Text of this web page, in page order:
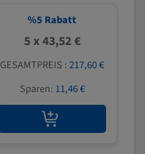
%5 Rabatt
5 x 43,52 €
GESAMTPREIS :217,60 €
Sparen: 11,46 €